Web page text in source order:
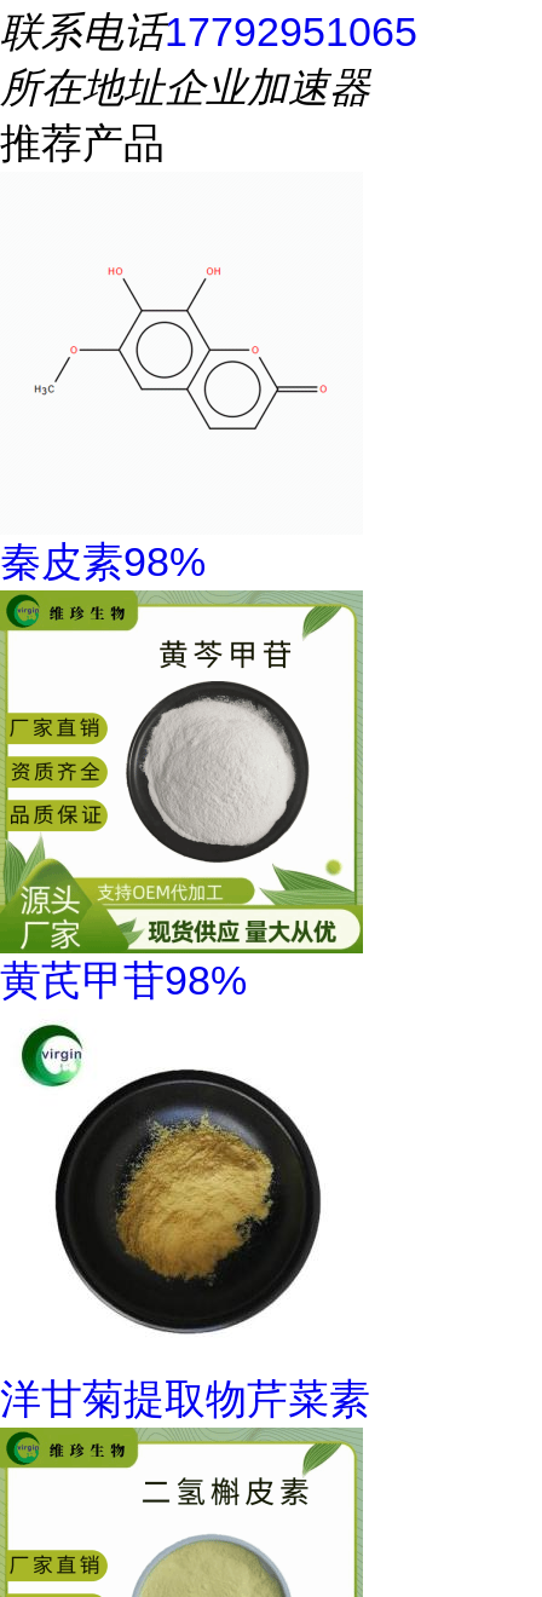
联系电话17792951065
所在地址企业加速器
推荐产品
秦皮素98%
黄芪甲苷98%
洋甘菊提取物芹菜素